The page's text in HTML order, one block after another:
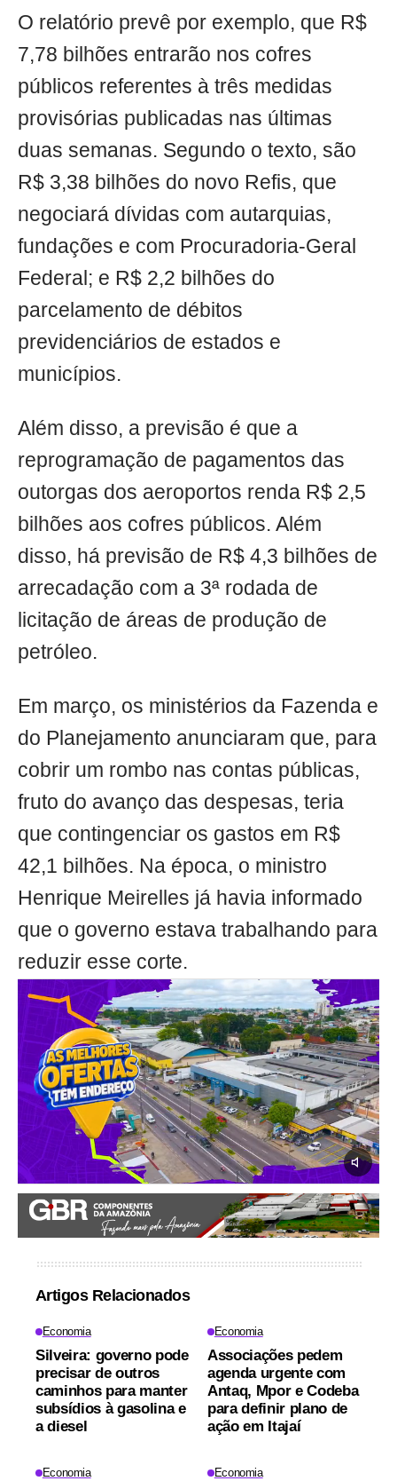
O relatório prevê por exemplo, que R$
7,78 bilhões entrarão nos cofres
públicos referentes à três medidas
provisórias publicadas nas últimas
duas semanas. Segundo o texto, são
R$ 3,38 bilhões do novo Refis, que
negociará dívidas com autarquias,
fundações e com Procuradoria-Geral
Federal; e R$ 2,2 bilhões do
parcelamento de débitos
previdenciários de estados e
municípios.
Além disso, a previsão é que a
reprogramação de pagamentos das
outorgas dos aeroportos renda R$ 2,5
bilhões aos cofres públicos. Além
disso, há previsão de R$ 4,3 bilhões de
arrecadação com a 3ª rodada de
licitação de áreas de produção de
petróleo.
Em março, os ministérios da Fazenda e
do Planejamento anunciaram que, para
cobrir um rombo nas contas públicas,
fruto do avanço das despesas, teria
que contingenciar os gastos em R$
42,1 bilhões. Na época, o ministro
Henrique Meirelles já havia informado
que o governo estava trabalhando para
reduzir esse corte.
Artigos Relacionados
Economia
Silveira: governo pode
precisar de outros
caminhos para manter
subsídios à gasolina e
a diesel
Economia
Associações pedem
agenda urgente com
Antaq, Mpor e Codeba
para definir plano de
ação em Itajaí
Economia Economia